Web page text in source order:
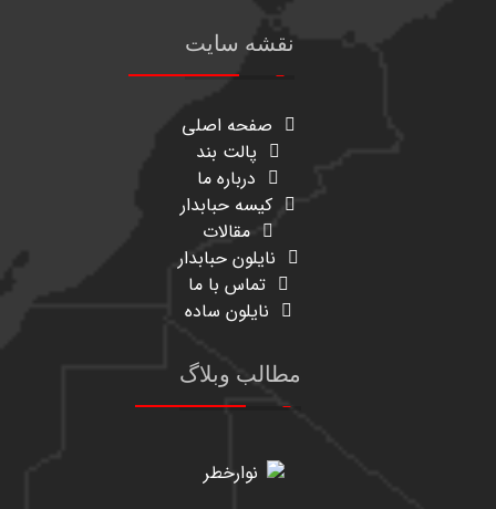
نقشه سایت
صفحه اصلی
پالت بند
درباره ما
کیسه حبابدار
مقالات
نایلون حبابدار
تماس با ما
نایلون ساده
مطالب وبلاگ